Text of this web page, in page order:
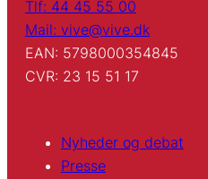
Tlf: 44 45 55 00
Mail: vive@vive.dk
EAN: 5798000354845
CVR: 23 15 51 17
Nyheder og debat
Presse